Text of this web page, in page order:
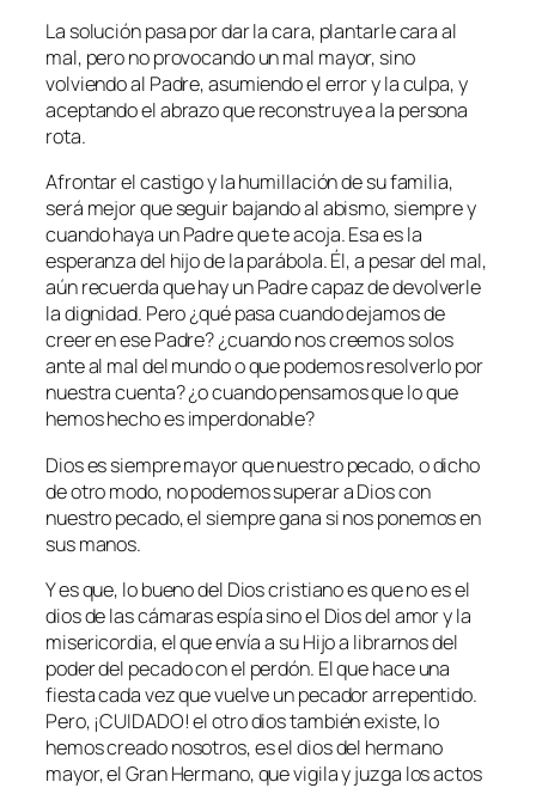
La solución pasa por dar la cara, plantarle cara al
mal, pero no provocando un mal mayor, sino
volviendo al Padre, asumiendo el error y la culpa, y
aceptando el abrazo que reconstruye a la persona
rota.
Afrontar el castigo y la humillación de su familia,
será mejor que seguir bajando al abismo, siempre y
cuando haya un Padre que te acoja. Esa es la
esperanza del hijo de la parábola. Él, a pesar del mal,
aún recuerda que hay un Padre capaz de devolverle
la dignidad. Pero ¿qué pasa cuando dejamos de
creer en ese Padre? ¿cuando nos creemos solos
ante al mal del mundo o que podemos resolverlo por
nuestra cuenta? ¿o cuando pensamos que lo que
hemos hecho es imperdonable?
Dios es siempre mayor que nuestro pecado, o dicho
de otro modo, no podemos superar a Dios con
nuestro pecado, el siempre gana si nos ponemos en
sus manos.
Y es que, lo bueno del Dios cristiano es que no es el
dios de las cámaras espía sino el Dios del amor y la
misericordia, el que envía a su Hijo a librarnos del
poder del pecado con el perdón. El que hace una
fiesta cada vez que vuelve un pecador arrepentido.
Pero, ¡CUIDADO! el otro dios también existe, lo
hemos creado nosotros, es el dios del hermano
mayor, el Gran Hermano, que vigila y juzga los actos